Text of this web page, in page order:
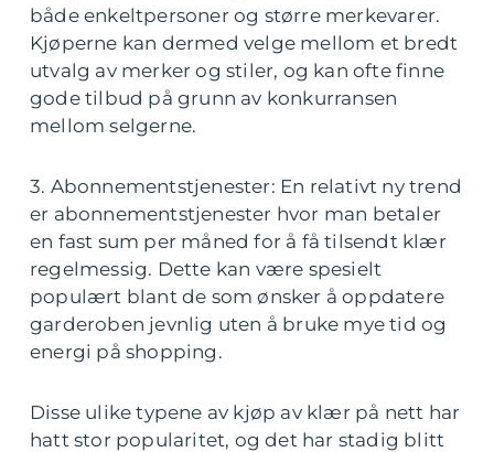
både enkeltpersoner og større merkevarer.
Kjøperne kan dermed velge mellom et bredt
utvalg av merker og stiler, og kan ofte finne
gode tilbud på grunn av konkurransen
mellom selgerne.
3. Abonnementstjenester: En relativt ny trend
er abonnementstjenester hvor man betaler
en fast sum per måned for å få tilsendt klær
regelmessig. Dette kan være spesielt
populært blant de som ønsker å oppdatere
garderoben jevnlig uten å bruke mye tid og
energi på shopping.
Disse ulike typene av kjøp av klær på nett har
hatt stor popularitet, og det har stadig blitt